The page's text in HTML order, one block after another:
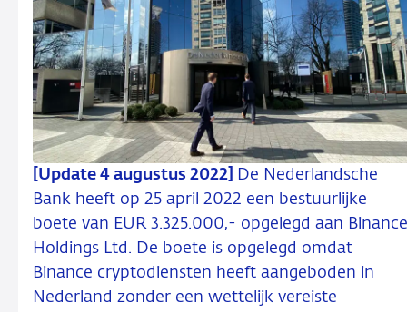
[Update 4 augustus 2022]
De Nederlandsche
Bank heeft op 25 april 2022 een bestuurlijke
boete van EUR 3.325.000,- opgelegd aan Binance
Holdings Ltd. De boete is opgelegd omdat
Binance cryptodiensten heeft aangeboden in
Nederland zonder een wettelijk vereiste